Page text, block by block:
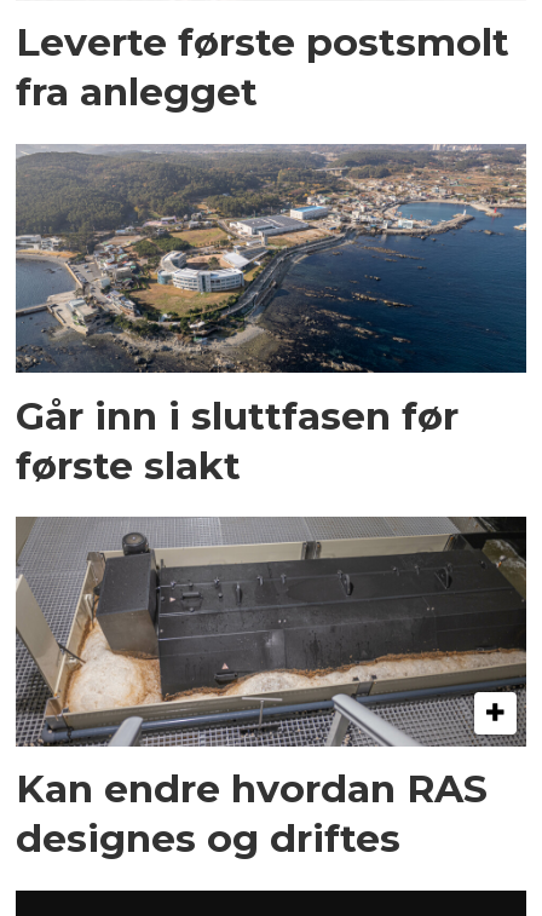
Leverte første postsmolt
fra anlegget
Går inn i sluttfasen før
første slakt
Kan endre hvordan RAS
designes og driftes